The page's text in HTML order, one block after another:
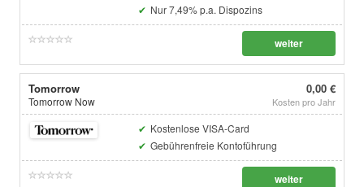
Nur 7,49% p.a. Dispozins
weiter
Tomorrow
Tomorrow Now
0,00 €
Kosten pro Jahr
Kostenlose VISA-Card
Gebührenfreie Kontoführung
weiter